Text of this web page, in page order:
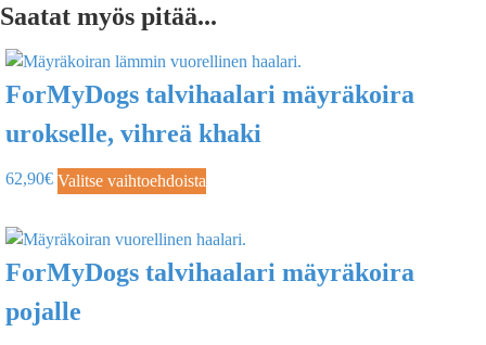
Saatat myös pitää...
ForMyDogs talvihaalari mäyräkoira
urokselle, vihreä khaki
62,90€ Valitse vaihtoehdoista
ForMyDogs talvihaalari mäyräkoira
pojalle